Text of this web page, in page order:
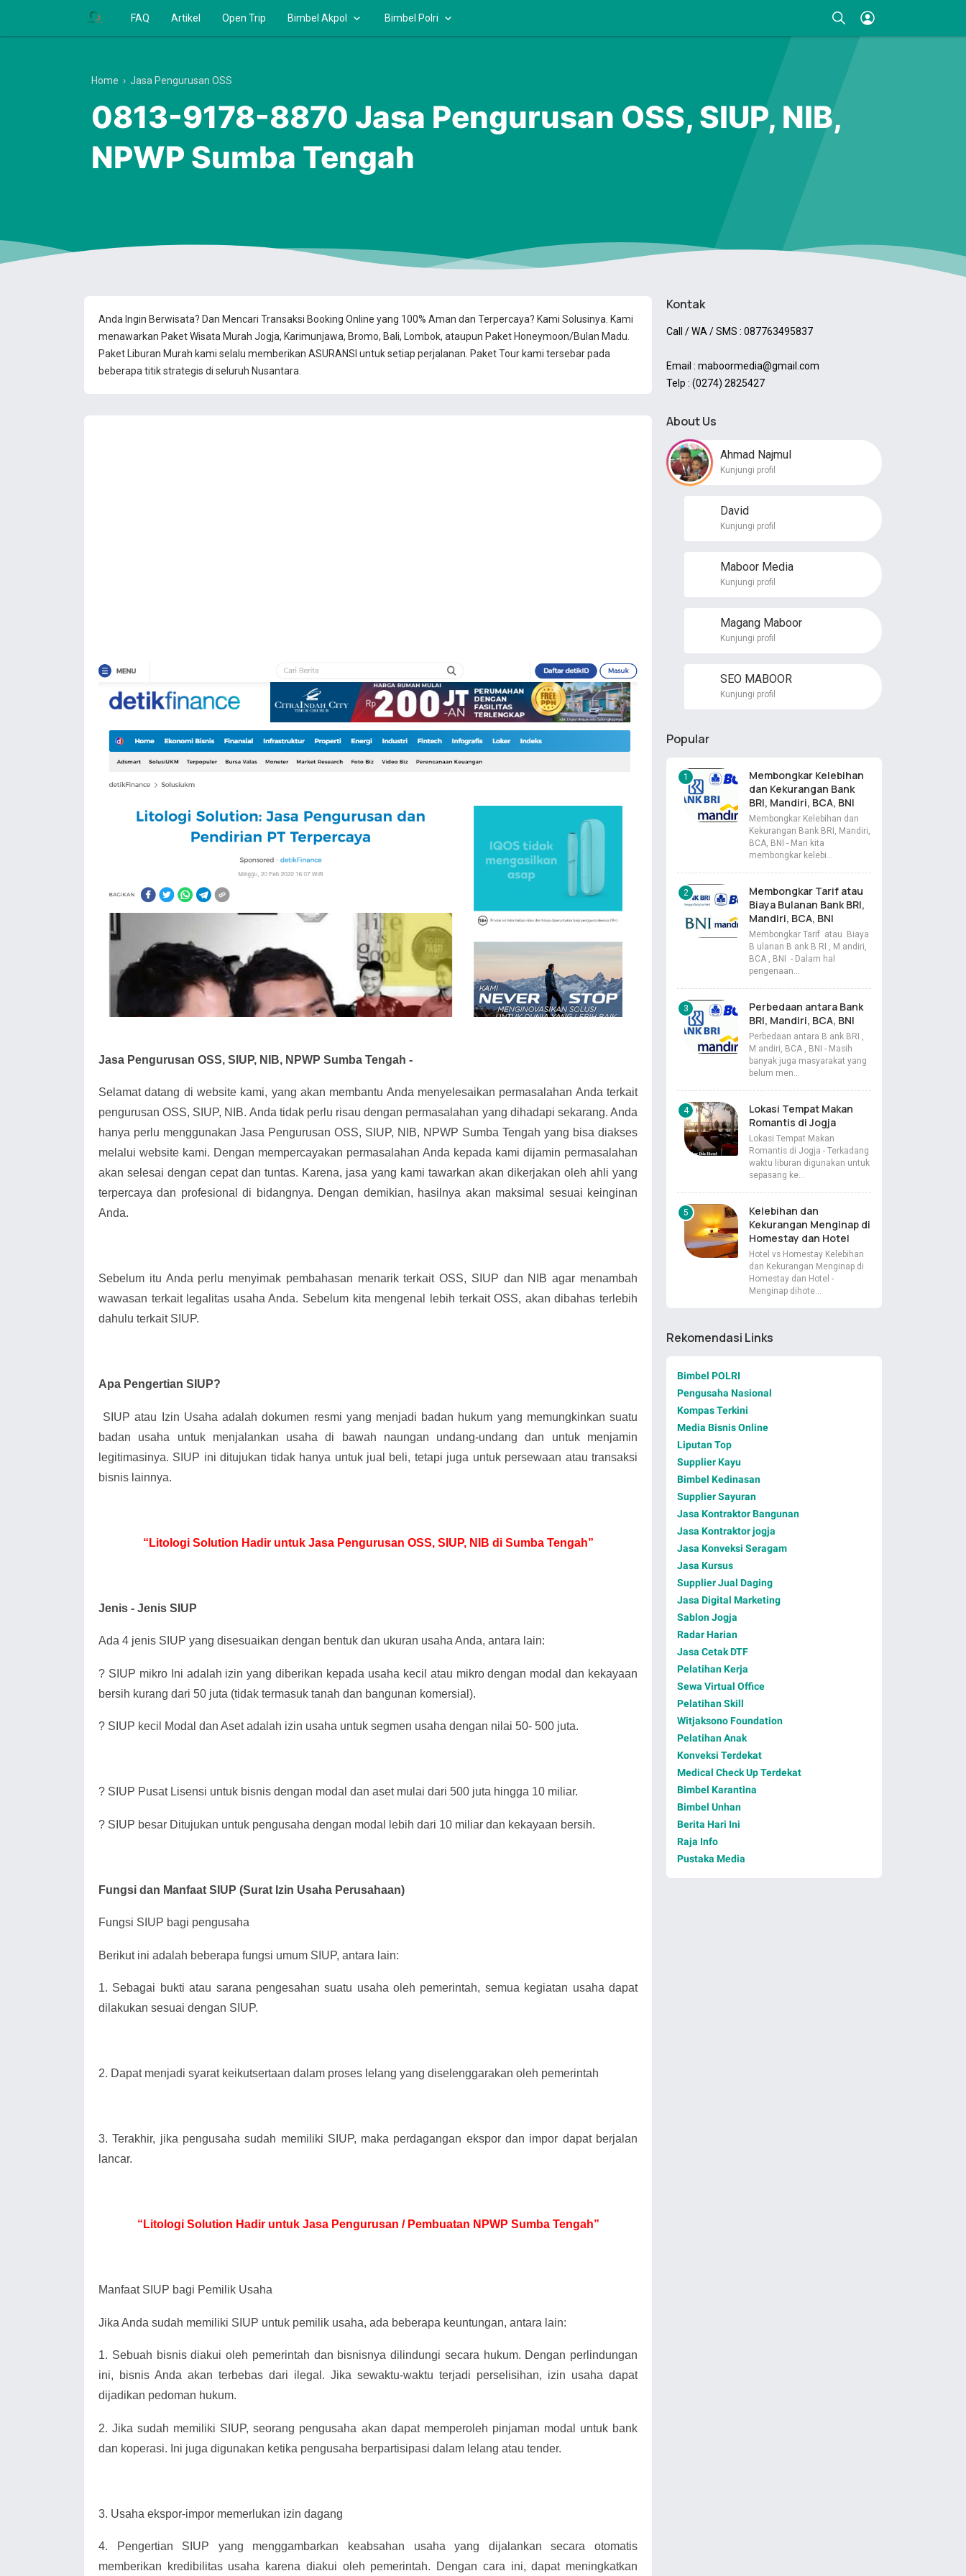
FAQ Artikel Open Trip Bimbel Akpol Bimbel Polri
Anda Ingin Berwisata? Dan Mencari Transaksi Booking Online yang 100% Aman dan Terpercaya? Kami Solusinya. Kami
menawarkan Paket Wisata Murah Jogja, Karimunjawa, Bromo, Bali, Lombok, ataupun Paket Honeymoon/Bulan Madu.
Paket Liburan Murah kami selalu memberikan ASURANSI untuk setiap perjalanan. Paket Tour kami tersebar pada
beberapa titik strategis di seluruh Nusantara.
Home › Jasa Pengurusan OSS
0813-9178-8870 Jasa Pengurusan OSS, SIUP, NIB,
NPWP Sumba Tengah
Jasa Pengurusan OSS, SIUP, NIB, NPWP Sumba Tengah -
Selamat datang di website kami, yang akan membantu Anda menyelesaikan permasalahan Anda terkait
pengurusan OSS, SIUP, NIB. Anda tidak perlu risau dengan permasalahan yang dihadapi sekarang. Anda
hanya perlu menggunakan Jasa Pengurusan OSS, SIUP, NIB, NPWP Sumba Tengah yang bisa diakses
melalui website kami. Dengan mempercayakan permasalahan Anda kepada kami dijamin permasalahan
akan selesai dengan cepat dan tuntas. Karena, jasa yang kami tawarkan akan dikerjakan oleh ahli yang
terpercaya dan profesional di bidangnya. Dengan demikian, hasilnya akan maksimal sesuai keinginan
Anda.
Sebelum itu Anda perlu menyimak pembahasan menarik terkait OSS, SIUP dan NIB agar menambah
wawasan terkait legalitas usaha Anda. Sebelum kita mengenal lebih terkait OSS, akan dibahas terlebih
dahulu terkait SIUP.
Apa Pengertian SIUP?
SIUP atau Izin Usaha adalah dokumen resmi yang menjadi badan hukum yang memungkinkan suatu
badan usaha untuk menjalankan usaha di bawah naungan undang-undang dan untuk menjamin
legitimasinya. SIUP ini ditujukan tidak hanya untuk jual beli, tetapi juga untuk persewaan atau transaksi
bisnis lainnya.
“Litologi Solution Hadir untuk Jasa Pengurusan OSS, SIUP, NIB di Sumba Tengah”
Jenis - Jenis SIUP
Ada 4 jenis SIUP yang disesuaikan dengan bentuk dan ukuran usaha Anda, antara lain:
? SIUP mikro Ini adalah izin yang diberikan kepada usaha kecil atau mikro dengan modal dan kekayaan
bersih kurang dari 50 juta (tidak termasuk tanah dan bangunan komersial).
? SIUP kecil Modal dan Aset adalah izin usaha untuk segmen usaha dengan nilai 50- 500 juta.
? SIUP Pusat Lisensi untuk bisnis dengan modal dan aset mulai dari 500 juta hingga 10 miliar.
? SIUP besar Ditujukan untuk pengusaha dengan modal lebih dari 10 miliar dan kekayaan bersih.
Fungsi dan Manfaat SIUP (Surat Izin Usaha Perusahaan)
Fungsi SIUP bagi pengusaha
Berikut ini adalah beberapa fungsi umum SIUP, antara lain:
1. Sebagai bukti atau sarana pengesahan suatu usaha oleh pemerintah, semua kegiatan usaha dapat
dilakukan sesuai dengan SIUP.
2. Dapat menjadi syarat keikutsertaan dalam proses lelang yang diselenggarakan oleh pemerintah
3. Terakhir, jika pengusaha sudah memiliki SIUP, maka perdagangan ekspor dan impor dapat berjalan
lancar.
“Litologi Solution Hadir untuk Jasa Pengurusan / Pembuatan NPWP Sumba Tengah”
Manfaat SIUP bagi Pemilik Usaha
Jika Anda sudah memiliki SIUP untuk pemilik usaha, ada beberapa keuntungan, antara lain:
1. Sebuah bisnis diakui oleh pemerintah dan bisnisnya dilindungi secara hukum. Dengan perlindungan
ini, bisnis Anda akan terbebas dari ilegal. Jika sewaktu-waktu terjadi perselisihan, izin usaha dapat
dijadikan pedoman hukum.
2. Jika sudah memiliki SIUP, seorang pengusaha akan dapat memperoleh pinjaman modal untuk bank
dan koperasi. Ini juga digunakan ketika pengusaha berpartisipasi dalam lelang atau tender.
3. Usaha ekspor-impor memerlukan izin dagang
4.
Pengertian SIUP yang menggambarkan keabsahan usaha yang dijalankan secara otomatis
memberikan kredibilitas usaha karena diakui oleh pemerintah. Dengan cara ini, dapat meningkatkan
Kontak
Call / WA / SMS : 087763495837
Email : maboormedia@gmail.com
Telp : (0274) 2825427
About Us
Ahmad Najmul
Kunjungi profil
David
Kunjungi profil
Maboor Media
Kunjungi profil
Magang Maboor
Kunjungi profil
SEO MABOOR
Kunjungi profil
Popular
Membongkar Kelebihan
dan Kekurangan Bank
BRI, Mandiri, BCA, BNI
Membongkar Kelebihan dan
Kekurangan Bank BRI, Mandiri,
BCA, BNI - Mari kita
membongkar kelebi…
Membongkar Tarif atau
Biaya Bulanan Bank BRI,
Mandiri, BCA, BNI
Membongkar Tarif atau Biaya
B ulanan B ank B RI , M andiri,
BCA , BNI - Dalam hal
pengenaan…
Perbedaan antara Bank
BRI, Mandiri, BCA, BNI
Perbedaan antara B ank BRI ,
M andiri, BCA , BNI - Masih
banyak juga masyarakat yang
belum men…
Lokasi Tempat Makan
Romantis di Jogja
Lokasi Tempat Makan
Romantis di Jogja - Terkadang
waktu liburan digunakan untuk
sepasang ke…
Kelebihan dan
Kekurangan Menginap di
Homestay dan Hotel
Hotel vs Homestay Kelebihan
dan Kekurangan Menginap di
Homestay dan Hotel -
Menginap dihote…
Rekomendasi Links
Bimbel POLRI
Pengusaha Nasional
Kompas Terkini
Media Bisnis Online
Liputan Top
Supplier Kayu
Bimbel Kedinasan
Supplier Sayuran
Jasa Kontraktor Bangunan
Jasa Kontraktor jogja
Jasa Konveksi Seragam
Jasa Kursus
Supplier Jual Daging
Jasa Digital Marketing
Sablon Jogja
Radar Harian
Jasa Cetak DTF
Pelatihan Kerja
Sewa Virtual Office
Pelatihan Skill
Witjaksono Foundation
Pelatihan Anak
Konveksi Terdekat
Medical Check Up Terdekat
Bimbel Karantina
Bimbel Unhan
Berita Hari Ini
Raja Info
Pustaka Media